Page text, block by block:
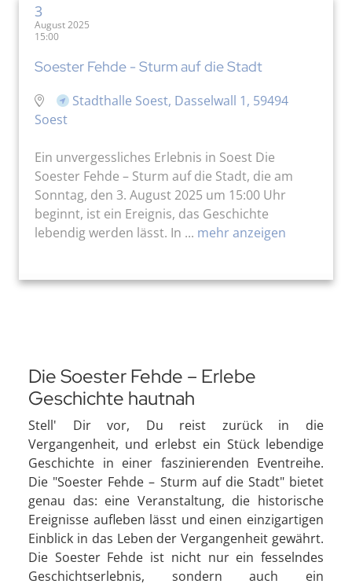
3
August 2025
15:00
Soester Fehde - Sturm auf die Stadt
Stadthalle Soest, Dasselwall 1, 59494
Soest
Ein unvergessliches Erlebnis in Soest Die
Soester Fehde – Sturm auf die Stadt, die am
Sonntag, den 3. August 2025 um 15:00 Uhr
beginnt, ist ein Ereignis, das Geschichte
lebendig werden lässt. In ... mehr anzeigen
Die Soester Fehde – Erlebe
Geschichte hautnah
Stell' Dir vor, Du reist zurück in die
Vergangenheit, und erlebst ein Stück lebendige
Geschichte in einer faszinierenden Eventreihe.
Die "Soester Fehde – Sturm auf die Stadt" bietet
genau das: eine Veranstaltung, die historische
Ereignisse aufleben lässt und einen einzigartigen
Einblick in das Leben der Vergangenheit gewährt.
Die Soester Fehde ist nicht nur ein fesselndes
Geschichtserlebnis, sondern auch ein